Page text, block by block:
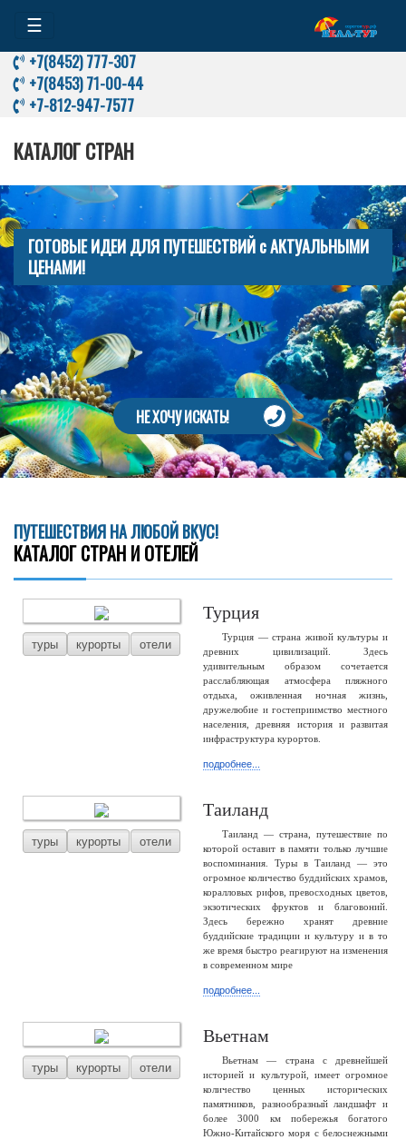
☰
+7(8452) 777-307
+7(8453) 71-00-44
+7-812-947-7577
КАТАЛОГ СТРАН
ГОТОВЫЕ ИДЕИ ДЛЯ ПУТЕШЕСТВИЙ с АКТУАЛЬНЫМИ
ЦЕНАМИ!
НЕ ХОЧУ ИСКАТЬ!
ПУТЕШЕСТВИЯ НА ЛЮБОЙ ВКУС!
КАТАЛОГ СТРАН И ОТЕЛЕЙ
туры курорты отели
Турция
Турция — страна живой культуры и
древних цивилизаций. Здесь
удивительным образом сочетается
расслабляющая атмосфера пляжного
отдыха, оживленная ночная жизнь,
дружелюбие и гостеприимство местного
населения, древняя история и развитая
инфраструктура курортов.
подробнее...
туры курорты отели
Таиланд
Таиланд — страна, путешествие по
которой оставит в памяти только лучшие
воспоминания. Туры в Таиланд — это
огромное количество буддийских храмов,
коралловых рифов, превосходных цветов,
экзотических фруктов и благовоний.
Здесь бережно хранят древние
буддийские традиции и культуру и в то
же время быстро реагируют на изменения
в современном мире
подробнее...
туры курорты отели
Вьетнам
Вьетнам — страна с древнейшей
историей и культурой, имеет огромное
количество ценных исторических
памятников, разнообразный ландшафт и
более 3000 км побережья богатого
Южно-Китайского моря с белоснежными